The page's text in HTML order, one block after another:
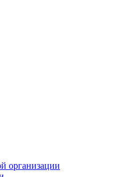
организации